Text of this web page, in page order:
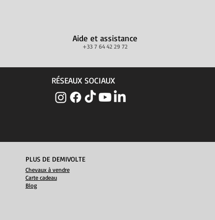
Aide et assistance
+33 7 64 42 29 72
RÉSEAUX SOCIAUX
PLUS DE DEMIVOLTE
Chevaux à vendre
Carte cadeau
Blog